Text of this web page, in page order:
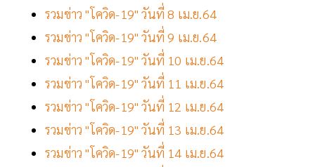
รวมข่าว "โควิด-19" วันที่ 8 เม.ย.64
รวมข่าว "โควิด-19" วันที่ 9 เม.ย.64
รวมข่าว "โควิด-19" วันที่ 10 เม.ย.64
รวมข่าว "โควิด-19" วันที่ 11 เม.ย.64
รวมข่าว "โควิด-19" วันที่ 12 เม.ย.64
รวมข่าว "โควิด-19" วันที่ 13 เม.ย.64
รวมข่าว "โควิด-19" วันที่ 14 เม.ย.64